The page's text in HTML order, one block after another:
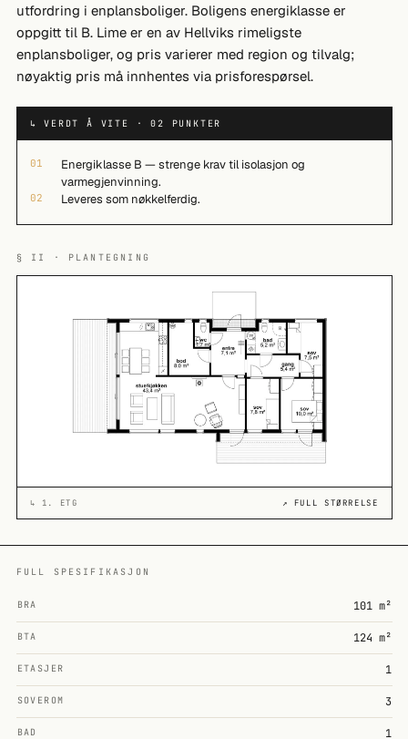
utfordring i enplansboliger. Boligens energiklasse er
oppgitt til B. Lime er en av Hellviks rimeligste
enplansboliger, og pris varierer med region og tilvalg;
nøyaktig pris må innhentes via prisforespørsel.
↳ VERDT Å VITE · 02 PUNKTER
01
Energiklasse B — strenge krav til isolasjon og
varmegjenvinning.
02 Leveres som nøkkelferdig.
§ II · PLANTEGNING
↳ 1. ETG ↗ FULL STØRRELSE
FULL SPESIFIKASJON
BRA 101 m²
BTA 124 m²
ETASJER 1
SOVEROM 3
BAD 1